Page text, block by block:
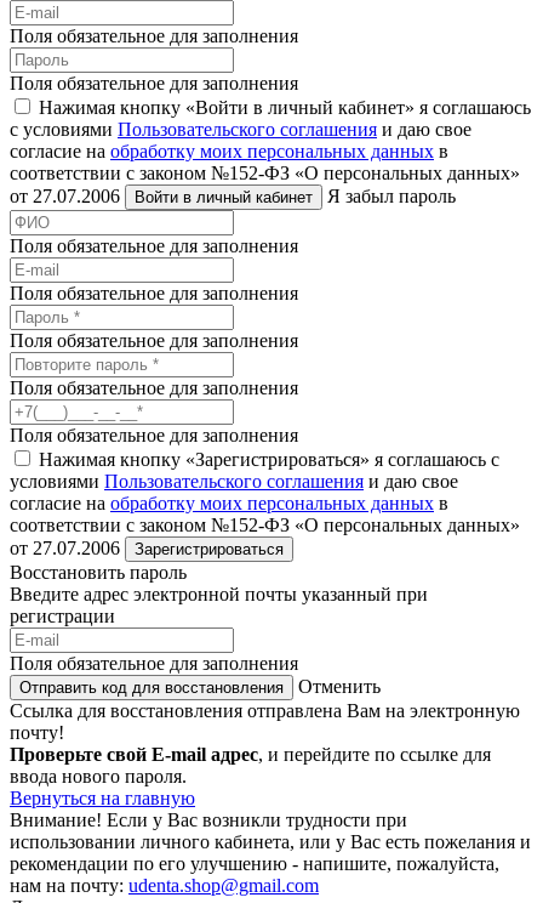
Поля обязательное для заполнения
Поля обязательное для заполнения
Нажимая кнопку «Войти в личный кабинет» я соглашаюсь
с условиями Пользовательского соглашения и даю свое
согласие на обработку моих персональных данных в
соответствии с законом №152-ФЗ «О персональных данных»
от 27.07.2006
Войти в личный кабинет Я забыл пароль
Поля обязательное для заполнения
Поля обязательное для заполнения
Поля обязательное для заполнения
Поля обязательное для заполнения
Поля обязательное для заполнения
Нажимая кнопку «Зарегистрироваться» я соглашаюсь с
условиями Пользовательского соглашения и даю свое
согласие на обработку моих персональных данных в
соответствии с законом №152-ФЗ «О персональных данных»
от 27.07.2006
Зарегистрироваться
Восстановить пароль
Введите адрес электронной почты указанный при
регистрации
Поля обязательное для заполнения
Отправить код для восстановления
Отменить
Ссылка для восстановления отправлена Вам на электронную
почту!
Проверьте свой E-mail адрес, и перейдите по ссылке для
ввода нового пароля.
Вернуться на главную
Внимание! Если у Вас возникли трудности при
использовании личного кабинета, или у Вас есть пожелания и
рекомендации по его улучшению - напишите, пожалуйста,
нам на почту: udenta.shop@gmail.com